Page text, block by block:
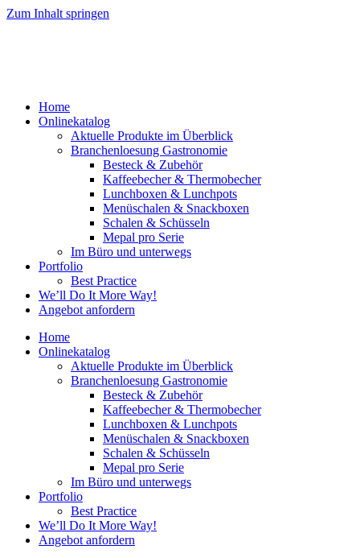
Zum Inhalt springen
Home
Onlinekatalog
Aktuelle Produkte im Überblick
Branchenloesung Gastronomie
Besteck & Zubehör
Kaffeebecher & Thermobecher
Lunchboxen & Lunchpots
Menüschalen & Snackboxen
Schalen & Schüsseln
Mepal pro Serie
Im Büro und unterwegs
Portfolio
Best Practice
We’ll Do It More Way!
Angebot anfordern
Home
Onlinekatalog
Aktuelle Produkte im Überblick
Branchenloesung Gastronomie
Besteck & Zubehör
Kaffeebecher & Thermobecher
Lunchboxen & Lunchpots
Menüschalen & Snackboxen
Schalen & Schüsseln
Mepal pro Serie
Im Büro und unterwegs
Portfolio
Best Practice
We’ll Do It More Way!
Angebot anfordern